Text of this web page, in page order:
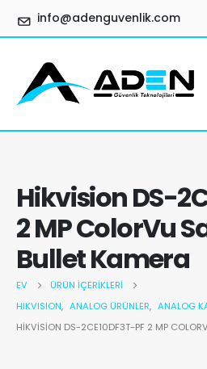
info@adenguvenlik.com
Hikvision DS-
2 MP ColorVu
Bullet Kamera
EV
ÜRÜN İÇERIKLERI
HIKVISION, ANALOG ÜRÜNLER, ANALOG
HIKVISION DS-2CE10DF3T-PF 2 MP